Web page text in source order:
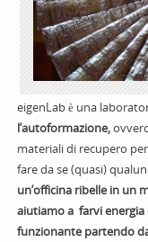
eigenLab è una
l’autoformazione,
materiali di recupero
fare da se (quasi)
un’officina ribelle in un
aiutiamo a farvi
funzionante partendo